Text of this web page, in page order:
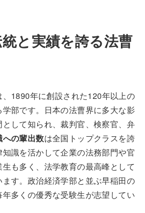
と実績を誇る法曹
1890年に創設された120年以上の
部です。日本の法曹界に多大な影
して知られ、裁判官、検察官、弁
の輩出数は全国トップクラスを誇
識を活かして企業の法務部門や官
も多く、法学教育の最高峰として
す。政治経済学部と並ぶ早稲田の
多くの優秀な受験生が志望してい